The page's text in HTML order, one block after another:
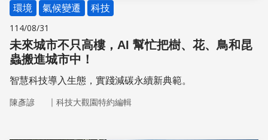
環境 氣候變遷 科技
114/08/31
未來城市不只高樓，AI 幫忙把樹、花、鳥和昆
蟲搬進城市中！
智慧科技導入生態，實踐減碳永續新典範。
陳彥諺 ｜ 科技大觀園特約編輯